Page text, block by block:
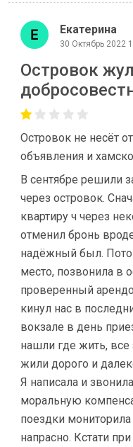
Екатерина
30 Октябрь 2022
Островок
Островок не несёт
объявления и
В сентябре решили
через островок.
квартиру ч через
отменил бронь
надёжный был.
место, позвонила в
проверенный
кинул нас в
вокзале в день
нашли где жить, все
жили дорого и
Я написала и
моральную
поездки
напрасно. Кстати